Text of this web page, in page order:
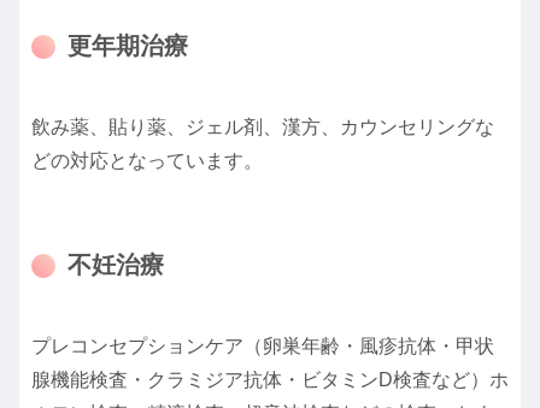
更年期治療
飲み薬、貼り薬、ジェル剤、漢方、カウンセリングな
どの対応となっています。
不妊治療
プレコンセプションケア（卵巣年齢・風疹抗体・甲状
腺機能検査・クラミジア抗体・ビタミンD検査など）ホ